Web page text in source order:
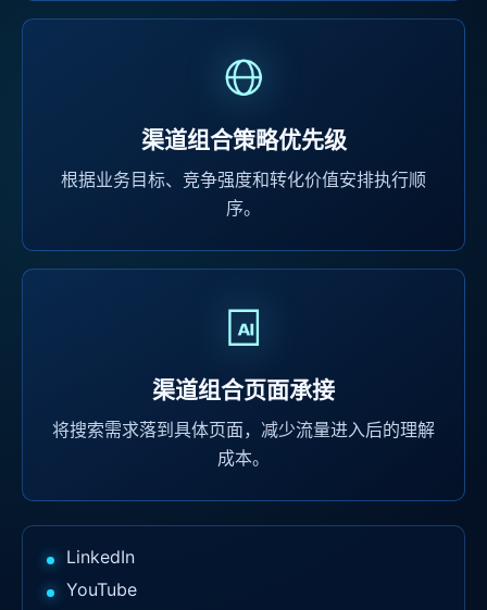
渠道组合策略优先级
根据业务目标、竞争强度和转化价值安排执行顺
序。
渠道组合页面承接
将搜索需求落到具体页面，减少流量进入后的理解
成本。
LinkedIn
YouTube